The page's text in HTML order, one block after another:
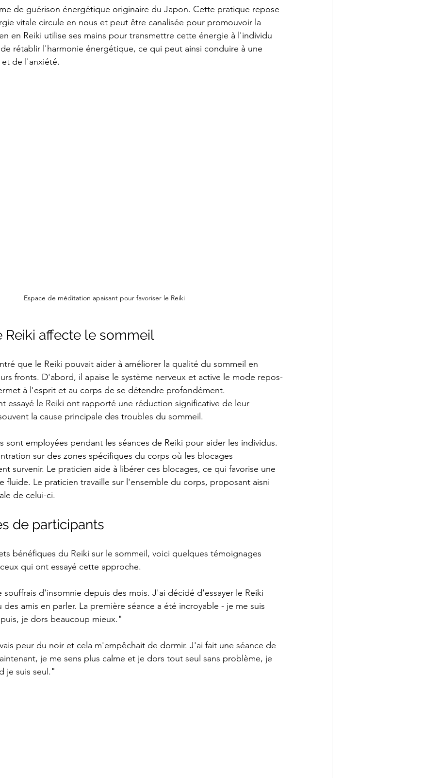
de guérison énergétique originaire du Japon. Cette pratique repose
vitale circule en nous et peut être canalisée pour promouvoir la
en Reiki utilise ses mains pour transmettre cette énergie à l'individu
rétablir l'harmonie énergétique, ce qui peut ainsi conduire à une
de l'anxiété.
Espace de méditation apaisant pour favoriser le Reiki
Reiki affecte le sommeil
que le Reiki pouvait aider à améliorer la qualité du sommeil en
fronts. D'abord, il apaise le système nerveux et active le mode repos-
à l'esprit et au corps de se détendre profondément.
essayé le Reiki ont rapporté une réduction significative de leur
la cause principale des troubles du sommeil.
sont employées pendant les séances de Reiki pour aider les individus.
sur des zones spécifiques du corps où les blocages
survenir. Le praticien aide à libérer ces blocages, ce qui favorise une
fluide. Le praticien travaille sur l'ensemble du corps, proposant aisni
de celui-ci.
de participants
bénéfiques du Reiki sur le sommeil, voici quelques témoignages
qui ont essayé cette approche.
souffrais d'insomnie depuis des mois. J'ai décidé d'essayer le Reiki
des amis en parler. La première séance a été incroyable - je me suis
je dors beaucoup mieux."
peur du noir et cela m'empêchait de dormir. J'ai fait une séance de
je me sens plus calme et je dors tout seul sans problème, je
je suis seul."